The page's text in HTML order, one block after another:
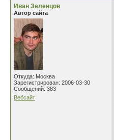
Иван Зеленцов
Автор сайта
Откуда: Москва
Зарегистрирован: 2006-03-30
Сообщений: 383
Вебсайт